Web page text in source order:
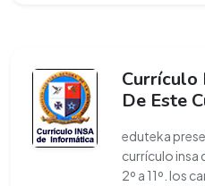
Currículo
De Este
eduteka
currículo insa
2º a 11º. los